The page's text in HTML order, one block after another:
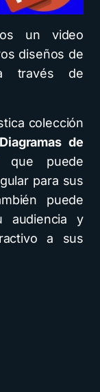
un video
diseños de
través de
colección
Diagramas de
que puede
para sus
puede
audiencia y
a sus